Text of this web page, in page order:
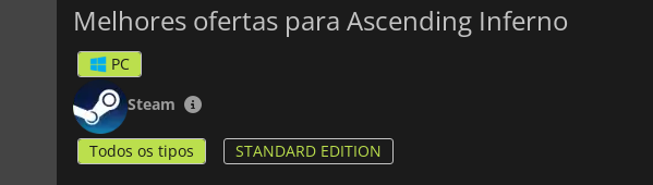
Melhores ofertas para Ascending Inferno
PC
Steam
Todos os tipos STANDARD EDITION